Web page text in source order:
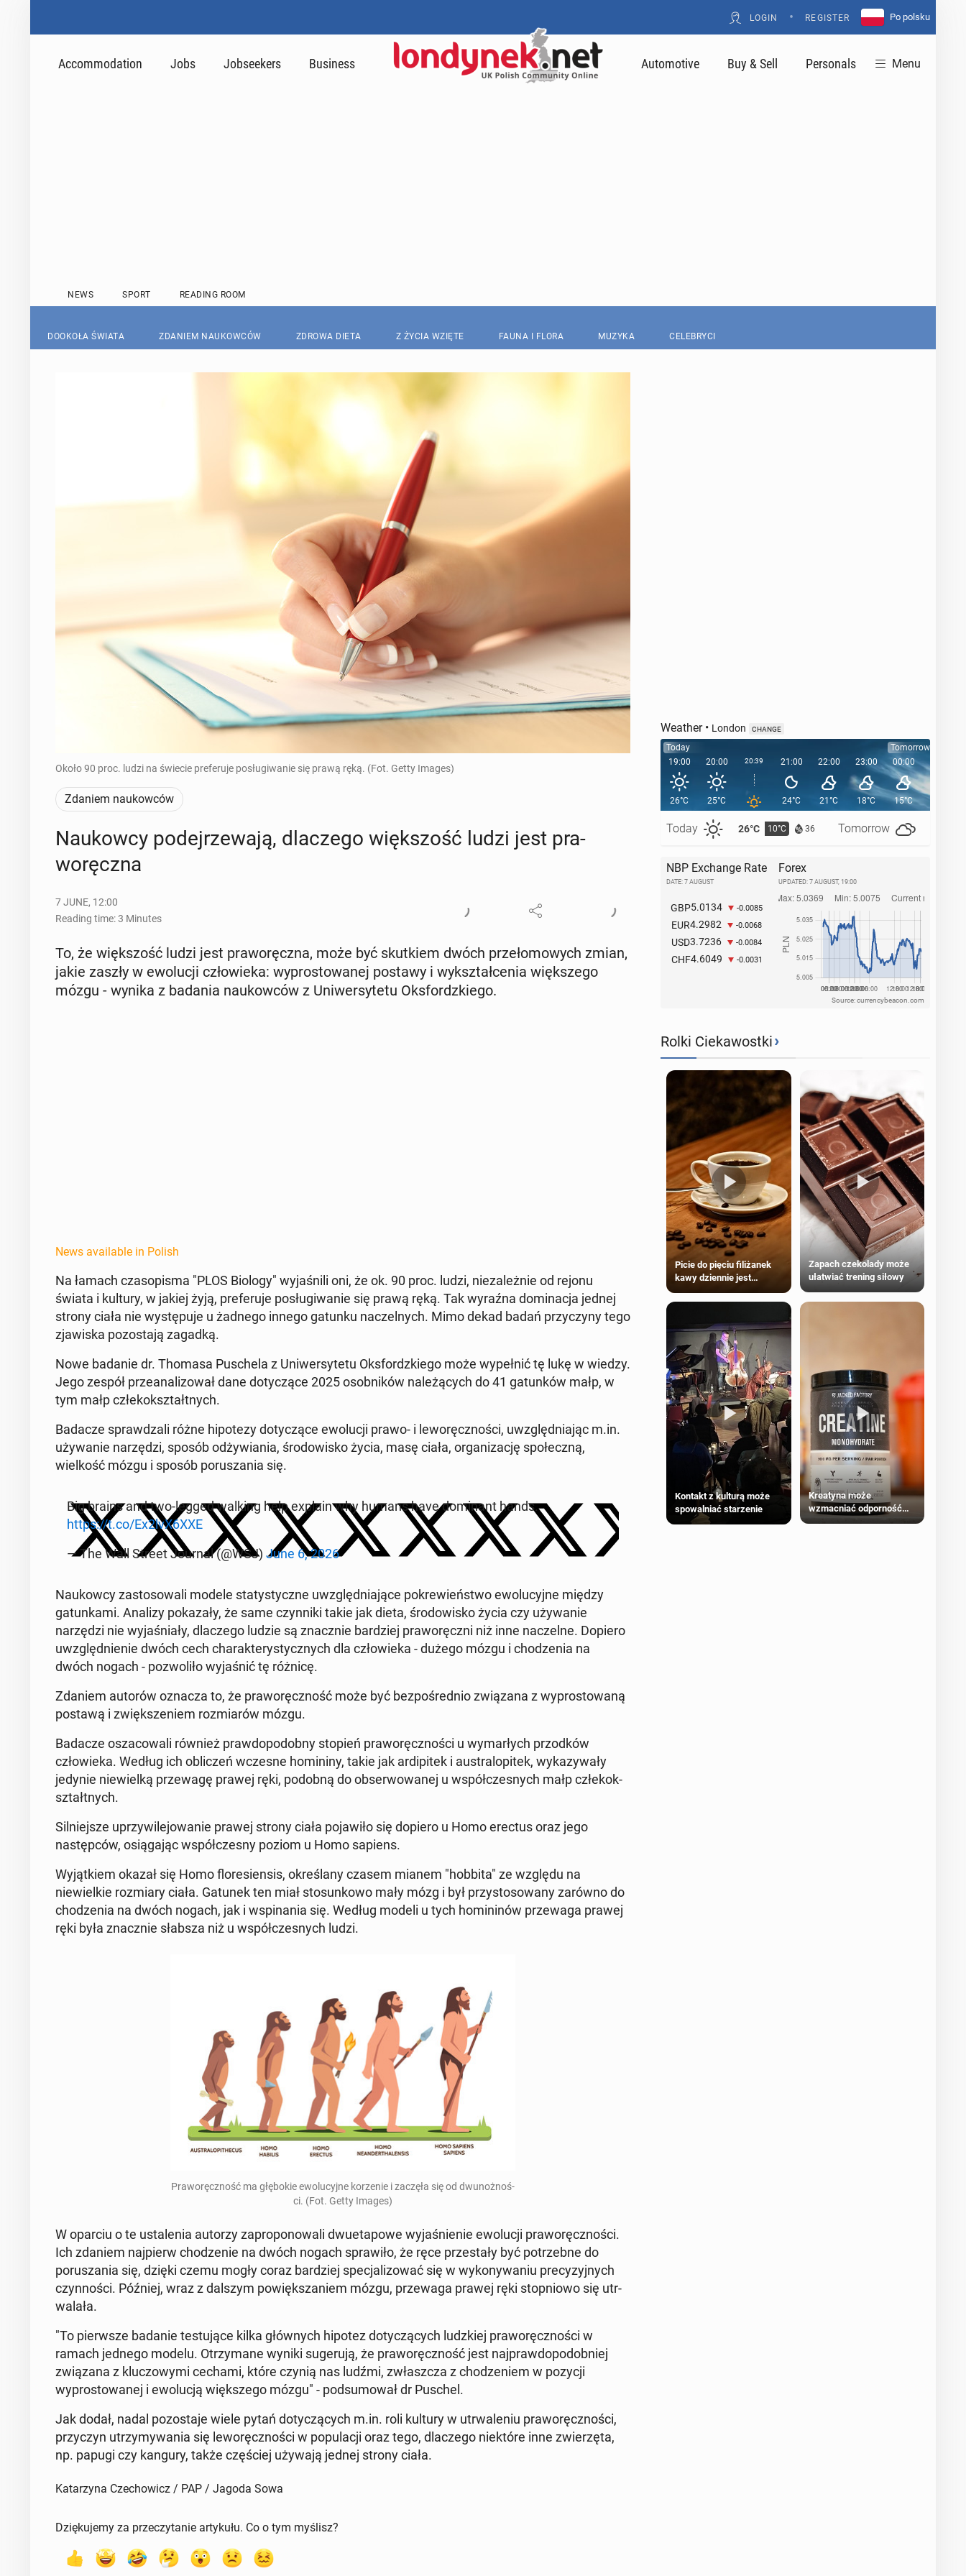
LOGIN • REGISTER Po polsku
Accommodation Jobs Jobseekers Business Automotive Buy & Sell Personals Menu
NEWS SPORT READING ROOM
DOOKOŁA ŚWIATA ZDANIEM NAUKOWCÓW ZDROWA DIETA Z ŻYCIA WZIĘTE FAUNA I FLORA MUZYKA CELEBRYCI
Około 90 proc. ludzi na świecie preferuje posługiwanie się prawą ręką. (Fot. Getty Images)
Zdaniem naukowców
Naukow­cy pode­jrze­wa­ją, dlaczego więk­szość ludzi jest pra­
woręcz­na
7 JUNE, 12:00
Reading time: 3 Minutes
To, że więk­szość ludzi jest pra­woręcz­na, może być skutkiem dwóch przeło­mowych zmian,
jakie zaszły w ewolucji człowieka: wypros­towanej postawy i wyk­sz­tałce­nia więk­szego
mózgu - wynika z badania naukow­ców z Uni­w­er­syte­tu Oks­fordzkiego.
News available in Polish
Na łamach cza­sopis­ma "PLOS Biology" wy­jaśnili oni, że ok. 90 proc. ludzi, nieza­leżnie od rejonu
świata i kultury, w jakiej żyją, prefer­u­je posługi­wanie się prawą ręką. Tak wyraźna dom­i­nac­ja jednej
strony ciała nie wys­tępu­je u żadnego innego gatunku naczel­nych. Mimo dekad badań przy­czyny tego
zjawiska po­zosta­ją zagadką.
Nowe badanie dr. Thomasa Puschela z Uni­w­er­syte­tu Oks­fordzkiego może wypełnić tę lukę w wiedzy.
Jego zespół przeanal­i­zował dane doty­czące 2025 os­ob­ników należą­cych do 41 gatunków małp, w
tym małp człekok­sz­tałt­nych.
Badacze sprawdza­li różne hipotezy doty­czące ewolucji prawo- i leworęcznoś­ci, uwzględ­ni­a­jąc m.in.
uży­wanie narzędzi, sposób odży­wia­nia, środowisko życia, masę ciała, or­ga­ni­za­cję społeczną,
wielkość mózgu i sposób porusza­nia się.
Big brains and two-legged walking help explain why humans have dom­i­nant hands.
https://t.co/Ex2lvX6XXE
— The Wall Street Journal (@WSJ) June 6, 2026
Naukow­cy za­s­tosowali modele statysty­czne uwzględ­ni­a­jące pokrewieńst­wo ewolucyjne między
gatunka­mi. Analizy pokaza­ły, że same czyn­ni­ki takie jak dieta, środowisko życia czy uży­wanie
narzędzi nie wy­jaś­ni­ały, dlaczego ludzie są znacznie bardziej pra­woręczni niż inne naczelne. Dopiero
uwzględ­nie­nie dwóch cech charak­terysty­cznych dla człowieka - dużego mózgu i chodzenia na
dwóch nogach - poz­woliło wy­jaśnić tę różnicę.
Zdaniem autorów oznacza to, że pra­woręczność może być bezpośred­nio związana z wypros­towaną
postawą i zwięk­sze­niem rozmi­arów mózgu.
Badacze os­za­cow­ali również praw­dopodob­ny stopień pra­woręcznoś­ci u wymarłych przod­ków
człowieka. Według ich obliczeń wczesne ho­mininy, takie jak ardip­itek i aus­tralo­p­itek, wykazy­wały
jedynie niewielką przewagę prawej ręki, podobną do ob­ser­wowanej u współczes­nych małp człekok­
sz­tałt­nych.
Sil­niejsze up­rzy­wile­jowanie prawej strony ciała po­jaw­iło się dopiero u Homo erectus oraz jego
następców, os­ią­ga­jąc współczes­ny poziom u Homo sapiens.
Wyjątkiem okazał się Homo flo­re­sien­sis, określany czasem mianem "hobbita" ze względu na
niewielkie rozmi­ary ciała. Gatunek ten miał sto­sunkowo mały mózg i był przys­tosowany zarówno do
chodzenia na dwóch nogach, jak i wspina­nia się. Według modeli u tych ho­min­inów przewa­ga prawej
ręki była znacznie słabsza niż u współczes­nych ludzi.
Pra­woręczność ma głębok­ie ewolucyjne ko­rze­nie i zaczęła się od dwunożnoś­
ci. (Fot. Getty Images)
W oparciu o te ustal­e­nia autorzy za­pro­ponowali dwue­tapowe wy­jaśnie­nie ewolucji pra­woręcznoś­ci.
Ich zdaniem na­jpierw chodze­nie na dwóch nogach spraw­iło, że ręce przes­tały być potrzeb­ne do
porusza­nia się, dzięki czemu mogły coraz bardziej spec­jal­i­zować się w wykony­wa­niu pre­cyzyjnych
czyn­noś­ci. Później, wraz z dalszym pow­ięk­szaniem mózgu, przewa­ga prawej ręki stop­niowo się utr­
walała.
"To pier­wsze badanie tes­tu­jące kilka głównych hipotez doty­czą­cych ludzkiej pra­woręcznoś­ci w
ramach jednego modelu. Otrzy­mane wyniki sugeru­ją, że pra­woręczność jest na­jpraw­dopodob­niej
związana z kluc­zowy­mi cechami, które czynią nas ludźmi, zwłaszcza z chodze­niem w pozycji
wypros­towanej i ewolucją więk­szego mózgu" - pod­sumował dr Puschel.
Jak dodał, nadal po­zosta­je wiele pytań doty­czą­cych m.in. roli kultury w utr­wale­niu pra­woręcznoś­ci,
przy­czyn utrzymy­wa­nia się leworęcznoś­ci w pop­u­lacji oraz tego, dlaczego niek­tóre inne zwierzę­ta,
np. papugi czy kangury, także częś­ciej używają jednej strony ciała.
Katarzyna Czechowicz / PAP / Jagoda Sowa
Dziękujemy za przeczytanie artykułu. Co o tym myślisz?
Weather• London CHANGE
Today
19:00
26°C
Today 26°C 10°C 36 Tomorrow
20:00
25°C
20:39 21:00
24°C
22:00
21°C
23:00
18°C
Tomorrow
00:00
15°C
01:00
NBP Exchange Rate
DATE: 7 AUGUST
GBP5.0134 -0.0085
EUR4.2982 -0.0068
USD3.7236 -0.0084
CHF4.6049 -0.0031
Forex
UPDATED: 7 AUGUST, 19:00
Source: currencybeacon.com
Rolki Ciekawostki›
Picie do pięciu filiżanek
kawy dziennie jest
większości dorosłych
Zapach czekolady może
ułatwiać trening siłowy
Kontakt z kulturą może
spowalniać starzenie
Kreatyna może
wzmacniać odporność
przeciw nowotworom